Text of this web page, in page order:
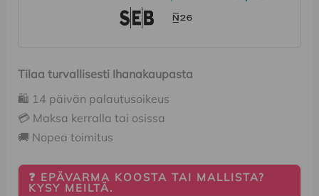
Tilaa turvallisesti Ihanakaupasta
🛍️ 14 päivän palautusoikeus
💳 Maksa kerralla tai osissa
🚚 Nopea toimitus
❓ EPÄVARMA KOOSTA TAI MALLISTA?
KYSY MEILTÄ.